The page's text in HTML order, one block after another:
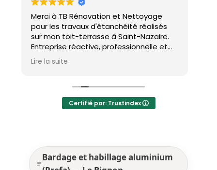
Merci à TB Rénovation et Nettoyage
pour les travaux d'étanchéité réalisés
sur mon toit-terrasse à Saint-Nazaire.
Entreprise réactive, professionnelle et
agréable. Le travail a été réalisé avec
soin et dans les délais. Je recommande
Lire la suite
Certifié par: Trustindex
Bardage et habillage aluminium